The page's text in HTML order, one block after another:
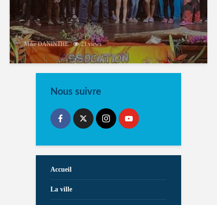
Mike DANINTHE 21 views
Nous suivre
Accueil
La ville